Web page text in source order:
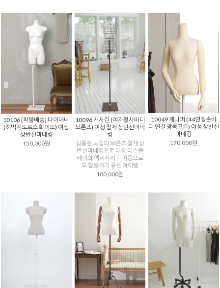
10106 [착불배송] 다이애너
(허벅지토르소 화이트) 여성
상반신마네킹
150,000원
10096 캐서린 (여자철사바디
브론즈) 여성 철제 상반신마네
킹
심플한 느낌의 브론즈 철재 상
반신마네킹으로 매장 디스플
레이와 액세사리 디피용으로
도 활용하기 좋은 아이템
100,000원
10049 제니퍼 (44연질손바
디 연질 광목코튼) 여성 상반신
마네킹
170,000원